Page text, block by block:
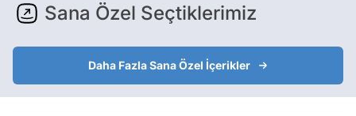
Sana Özel Seçtiklerimiz
Daha Fazla Sana Özel İçerikler